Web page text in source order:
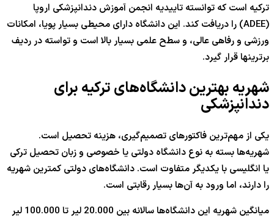
ترکیه است که توانسته تاییدیه انجمن آموزش دندانپزشکی اروپا
(ADEE) را دریافت کند. این دانشگاه دارای محیطی بسیار پویا، امکانات
ورزشی و رفاهی عالی، و سطح علمی بسیار بالا است و تواسته در ردیف
برترینها قرار گیرد.
شهریه بهترین دانشگاه‌های ترکیه برای
دندانپزشکی
یکی از مهم‌ترین فاکتورهای تصمیم‌گیری، هزینه تحصیل است.
شهریه‌ها بسته به نوع دانشگاه دولتی یا خصوصی و زبان تحصیل ترکی
یا انگلیسی با یکدیگر متفاوت است. دانشگاه‌های دولتی کمترین شهریه
را دارند، اما ورود به آن‌ها بسیار رقابتی است.
میانگین شهریه این دانشگاه‌ها سالانه بین 20.000 لیر تا 100.000 لیر